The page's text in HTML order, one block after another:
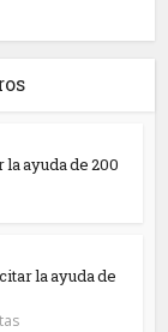
ayuda de 200
la ayuda de